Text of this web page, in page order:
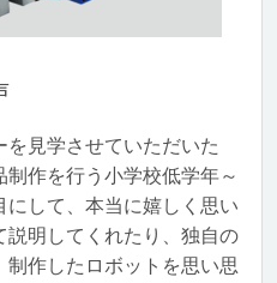
見学させていただいた
作を行う小学校低学年～
して、本当に嬉しく思い
説明してくれたり、独自の
作したロボットを思い思